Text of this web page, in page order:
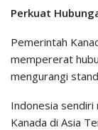
Perkuat
Pemerintah
mempererat
mengurangi
Indonesia
Kanada di Asia